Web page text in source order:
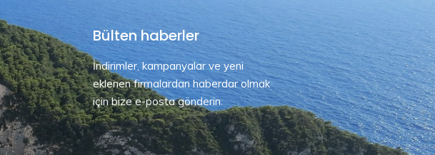
Bülten haberler
İndirimler, kampanyalar ve yeni
eklenen firmalardan haberdar olmak
için bize e-posta gönderin.